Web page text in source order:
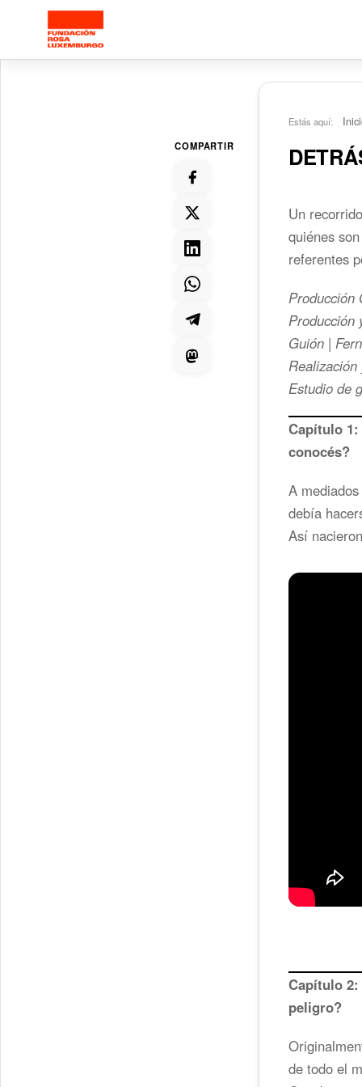
Saltar al contenido principal
COMPARTIR
Estás aquí:
Un
quiénes
referentes
Producción
Producción
Guión |
Estudio de
Capítulo 1:
conocés?
A
debía
Así
Capítulo 2:
peligro?
de todo el